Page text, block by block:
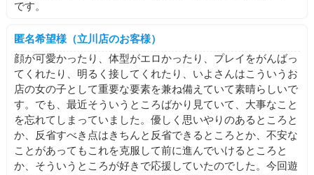
です。
匿名希望様（立川店のお客様）
顔が可愛かったり、体型がエロかったり、プレイをがんばっ
てくれたり、明るく接してくれたり、いよさんはこういうお
店の女の子として重要な要素を兼ね備えていて素晴らしいで
す。でも、最近そういうところばかり見ていて、大事なこと
を忘れてしまっていました。優しく思いやりのあるところと
か、反省すべき点はきちんと反省できるところとか、不安な
ことがあってもこれを克服して前に進んでいけるところと
か、そういうところが好きで応援していたのでした。今回遊